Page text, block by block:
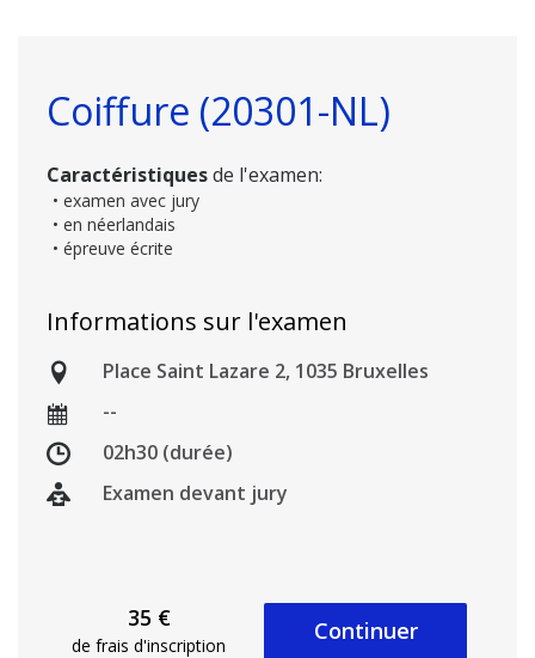
Coiffure (20301-NL)
Caractéristiquesde l'examen:
• examen avec jury
• en néerlandais
• épreuve écrite
Informations sur l'examen
Place Saint Lazare 2, 1035 Bruxelles
--
02h30 (durée)
Examen devant jury
35 €
de frais d'inscription
Continuer